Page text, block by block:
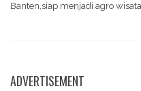
Banten,siap menjadi agro
ADVERTISEMENT